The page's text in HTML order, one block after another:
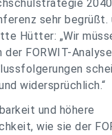
sehr begrüßt.
Hütter: „Wir
der FORWIT-
widersprüchlich.“
und höhere
wie sie der